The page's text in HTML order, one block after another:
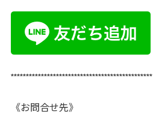
***********************************************
《お問合せ先》